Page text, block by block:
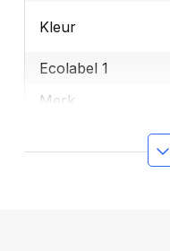
Kleur
Ecolabel 1
Merk
Manufacturer Part